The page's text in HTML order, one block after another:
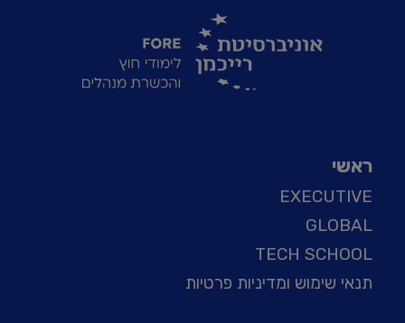
ראשי
EXECUTIVE
GLOBAL
TECH SCHOOL
תנאי שימוש ומדיניות פרטיות